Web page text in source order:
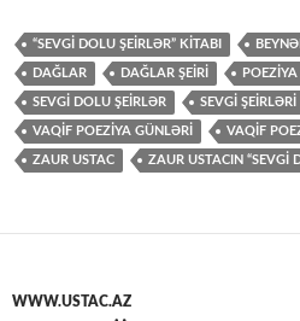
“SEVGI DOLU ŞEIRLƏR” KITABI
DAĞLAR DAĞLAR ŞEİRİ POEZIYA
SEVGI DOLU ŞEIRLƏR SEVGİ ŞEİRLƏRİ
VAQIF POEZIYA GÜNLƏRI VAQIF
ZAUR USTAC ZAUR USTACIN “SEVGI
WWW.USTAC.AZ